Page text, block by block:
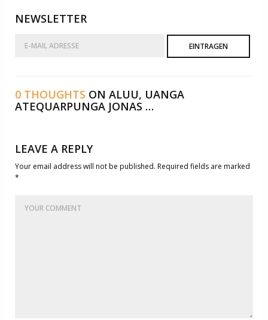
NEWSLETTER
0 THOUGHTS ON ALUU, UANGA
ATEQUARPUNGA JONAS …
LEAVE A REPLY
Your email address will not be published. Required fields are marked
*